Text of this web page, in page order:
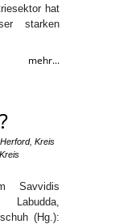
hat
starken
mehr...
, Kreis
Kreis
Savvidis
(Hg.):